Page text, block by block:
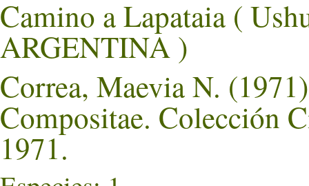
Camino a Lapataia (
ARGENTINA )
Correa, Maevia N.
Compositae. Colección
1971.